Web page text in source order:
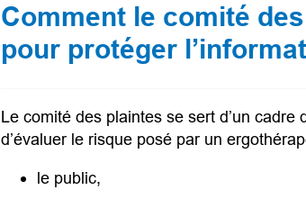
Comment le comité
pour protéger
Le comité des plaintes se sert d’un cadre
d’évaluer le risque posé par un
le public,